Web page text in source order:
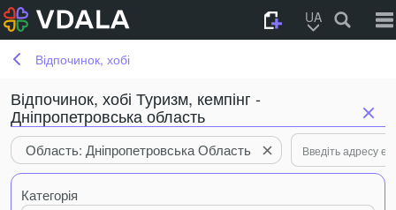
UA
Відпочинок, хобі
Відпочинок, хобі Туризм, кемпінг -
Дніпропетровська область
Область: Дніпропетровська Область
Категорія